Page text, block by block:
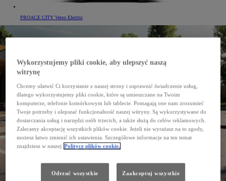
PROACE CITY Verso Electric
Wykorzystujemy pliki cookie, aby ulepszyć naszą
witrynę
Chcemy ułatwić Ci korzystanie z naszej strony i usprawnić świadczenie usług,
dlatego wykorzystujemy pliki cookie, które są umieszczane na Twoim
komputerze, telefonie komórkowym lub tablecie. Pomagają one nam zrozumieć
Twoje potrzeby i ulepszać funkcjonalność naszej witryny. Są wykorzystywane do
dostarczania usług i narzędzi osób trzecich, a także służą do celów reklamowych.
Zalecamy akceptację wszystkich plików cookie. Jeżeli nie wyrażasz na to zgody,
możesz łatwo zmienić ich ustawienia. Szczegółowe informacje na ten temat
znajdziesz w naszej Polityce plików cookie.
Odrzuć wszystkie Zaakceptuj wszystkie